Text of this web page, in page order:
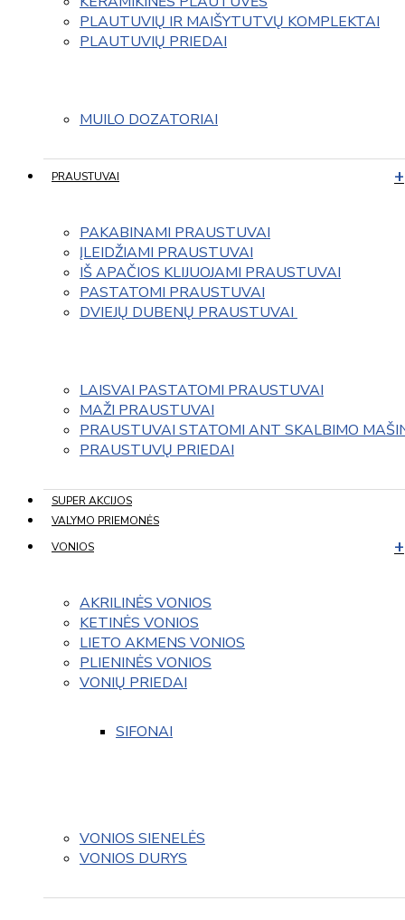
PLAUTUVIŲ IR MAIŠYTUTVŲ KOMPLEKTAI
PLAUTUVIŲ PRIEDAI
MUILO DOZATORIAI
PRAUSTUVAI
PAKABINAMI PRAUSTUVAI
ĮLEIDŽIAMI PRAUSTUVAI
IŠ APAČIOS KLIJUOJAMI PRAUSTUVAI
PASTATOMI PRAUSTUVAI
DVIEJŲ DUBENŲ PRAUSTUVAI
LAISVAI PASTATOMI PRAUSTUVAI
MAŽI PRAUSTUVAI
PRAUSTUVAI STATOMI ANT SKALBIMO
PRAUSTUVŲ PRIEDAI
SUPER AKCIJOS
VALYMO PRIEMONĖS
VONIOS
AKRILINĖS VONIOS
KETINĖS VONIOS
LIETO AKMENS VONIOS
PLIENINĖS VONIOS
VONIŲ PRIEDAI
SIFONAI
VONIOS SIENELĖS
VONIOS DURYS